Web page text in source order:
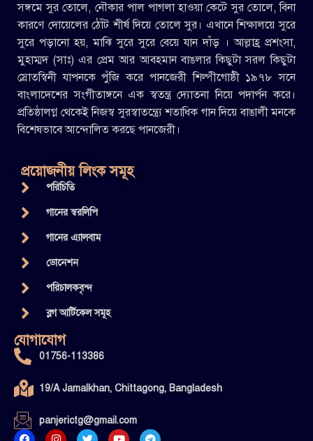
সঙ্গমে সুর তোলে, নৌকার পাল পাগলা হাওয়া কেটে সুর তোলে, বিনা
কারণে দোয়েলের ঠোঁট শীর্ষ দিয়ে তোলে সুর। এখানে শিক্ষালয়ে সুরে
সুরে পড়ানো হয়, মাঝি সুরে সুরে বেয়ে যান দাঁড় । আল্লাহ্র প্রশংসা,
মুহাম্মদ (সাঃ) এর প্রেম আর আবহমান বাঙলার কিছুটা সরল কিছুটা
স্রোতস্বিনী যাপনকে পুঁজি করে পানজেরী শিল্পীগোষ্ঠী ১৯৭৮ সনে
বাংলাদেশের সংগীতাঙ্গনে এক স্বতন্ত্র দ্যোতনা নিয়ে পদার্পন করে।
প্রতিষ্ঠালগ্ন থেকেই নিজস্ব সুরস্বাতন্ত্র্যে শতাধিক গান দিয়ে বাঙালী মনকে
বিশেষভাবে আন্দোলিত করছে পানজেরী।
প্রয়োজনীয় লিংক সমূহ
পরিচিতি
গানের স্বরলিপি
গানের এ্যালবাম
ডোনেশন
পরিচালকবৃন্দ
ব্লগ আর্টিকেল সমূহ
যোগাযোগ
01756-113386
19/A Jamalkhan, Chittagong, Bangladesh
panjerictg@gmail.com